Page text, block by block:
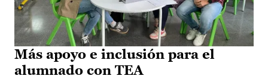
Más apoyo e inclusión para el
alumnado con TEA